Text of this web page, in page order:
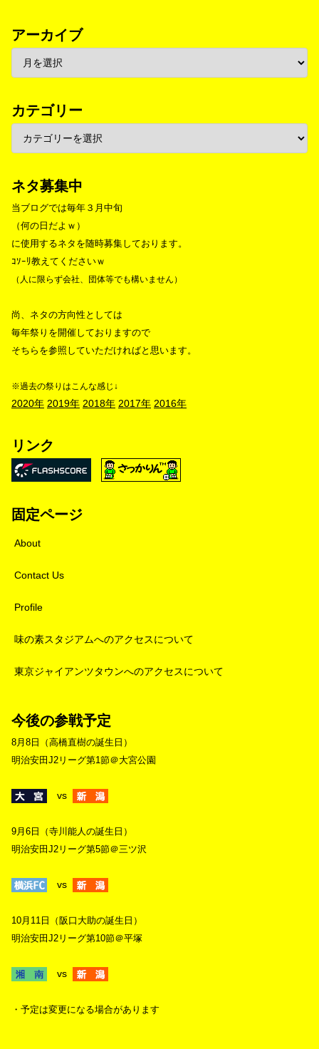
アーカイブ
カテゴリー
ネタ募集中
当ブログでは毎年３月中旬
（何の日だよｗ）
に使用するネタを随時募集しております。
ｺｿｰﾘ教えてくださいｗ
（人に限らず会社、団体等でも構いません）
尚、ネタの方向性としては
毎年祭りを開催しておりますので
そちらを参照していただければと思います。
※過去の祭りはこんな感じ↓
2020年 2019年 2018年 2017年 2016年
リンク
固定ページ
About
Contact Us
Profile
味の素スタジアムへのアクセスについて
東京ジャイアンツタウンへのアクセスについて
今後の参戦予定
8月8日（高橋直樹の誕生日）
明治安田J2リーグ第1節＠大宮公園
vs
9月6日（寺川能人の誕生日）
明治安田J2リーグ第5節＠三ツ沢
vs
10月11日（阪口大助の誕生日）
明治安田J2リーグ第10節＠平塚
vs
・予定は変更になる場合があります